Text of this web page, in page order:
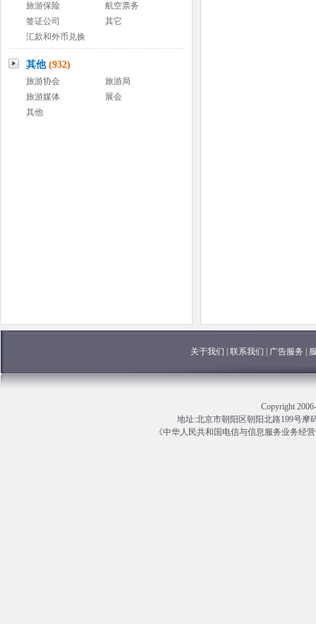
旅游保险
航空票务
签证公司
其它
汇款和外币兑换
其他 (932)
旅游协会
旅游局
旅游媒体
展会
其他
关于我们 联系我们 广告服务
Copyright
地址:北京市朝阳区朝阳北路199号摩
《中华人民共和国电信与信息服务业务经